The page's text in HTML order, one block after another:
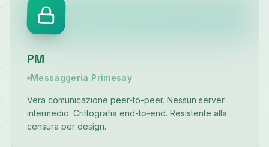
PM
Messaggeria Primesay
Vera comunicazione peer-to-peer. Nessun server
intermedio. Crittografia end-to-end. Resistente alla
censura per design.